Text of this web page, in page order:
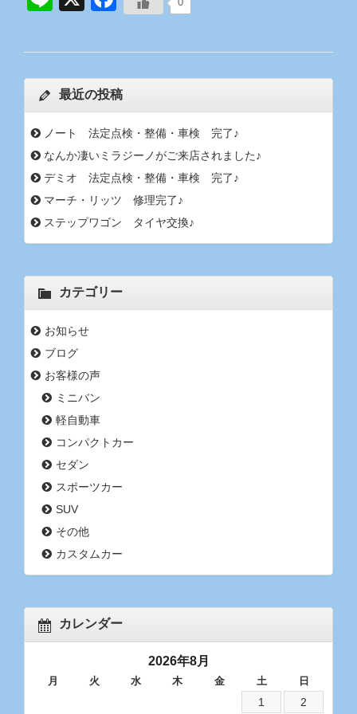
最近の投稿
ノート 法定点検・整備・車検 完了♪
なんか凄いミラジーノがご来店されました♪
デミオ 法定点検・整備・車検 完了♪
マーチ・リッツ 修理完了♪
ステップワゴン タイヤ交換♪
カテゴリー
お知らせ
ブログ
お客様の声
ミニバン
軽自動車
コンパクトカー
セダン
スポーツカー
SUV
その他
カスタムカー
カレンダー
2026年8月
月 火 水 木 金 土 日
1 2